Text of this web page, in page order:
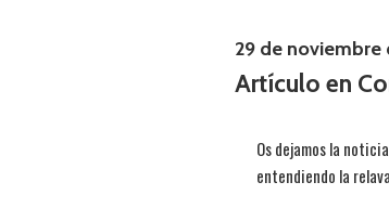
29 de noviembre
Artículo en
Os dejamos la
entendiendo la